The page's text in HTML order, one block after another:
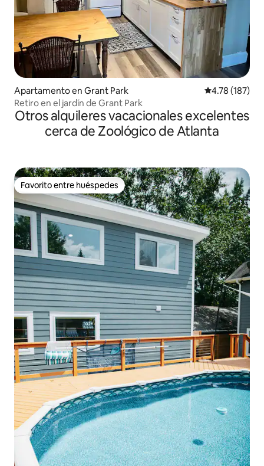
Apartamento en Grant Park Calificación
4.78 (187)
Retiro en el jardín de Grant Park
Otros alquileres vacacionales excelentes
cerca de Zoológico de Atlanta
Favorito entre huéspedes
Favorito entre huéspedes